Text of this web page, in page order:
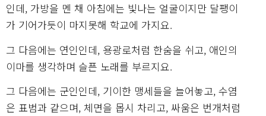
인데, 가방을 멘 채 아침에는 빛나는 얼굴이지만 달팽이
가 기어가듯이 마지못해 학교에 가지요.
그 다음에는 연인인데, 용광로처럼 한숨을 쉬고, 애인의
이마를 생각하며 슬픈 노래를 부르지요.
그 다음에는 군인인데, 기이한 맹세들을 늘어놓고, 수염
은 표범과 같으며, 체면을 몹시 차리고, 싸움은 번개처럼